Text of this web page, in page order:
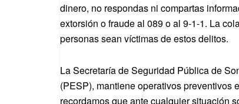
dinero, no respondas ni compartas
extorsión o fraude al 089 o al 9-1-1. La
personas sean víctimas de estos delitos.
La Secretaría de Seguridad Pública de
(PESP), mantiene operativos preventivos
recordamos que ante cualquier situación